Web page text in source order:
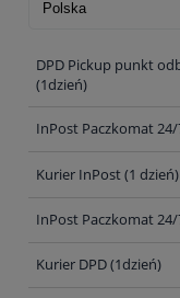
DPD Pickup punkt
(1dzień)
InPost Paczkomat
Kurier InPost (1 dzień)
InPost Paczkomat
Kurier DPD (1dzień)